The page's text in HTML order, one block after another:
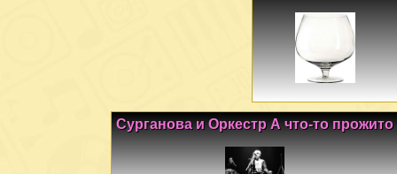
Сурганова и Оркестр А что-то прожито